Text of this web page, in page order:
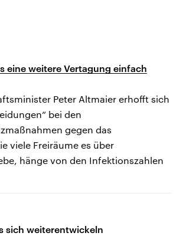
eine weitere Vertagung einfach
Peter Altmaier erhofft sich
bei den
gegen das
viele Freiräume es über
hänge von den Infektionszahlen
sich weiterentwickeln